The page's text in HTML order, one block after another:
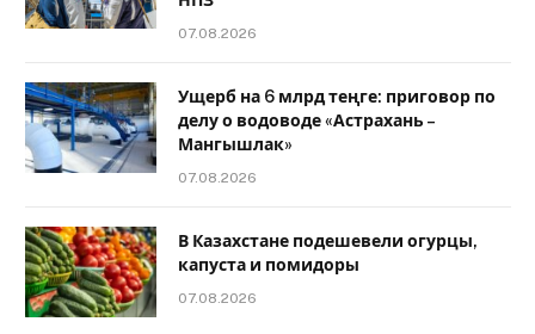
07.08.2026
Ущерб на 6 млрд теңге: приговор по
делу о водоводе «Астрахань –
Мангышлак»
07.08.2026
В Казахстане подешевели огурцы,
капуста и помидоры
07.08.2026